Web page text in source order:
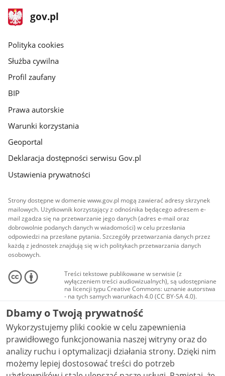
stopka
gov.pl
Strona
gov.pl
gov.pl
Polityka cookies
Służba cywilna
Profil zaufany
BIP
Prawa autorskie
Warunki korzystania
Geoportal
Deklaracja dostępności serwisu Gov.pl
Ustawienia prywatności
Strony dostępne w domenie www.gov.pl mogą zawierać adresy skrzynek
mailowych. Użytkownik korzystający z odnośnika będącego adresem e-
mail zgadza się na przetwarzanie jego danych (adres e-mail oraz
dobrowolnie podanych danych w wiadomości) w celu przesłania
odpowiedzi na przesłane pytania. Szczegóły przetwarzania danych przez
każdą z jednostek znajdują się w ich politykach przetwarzania danych
osobowych.
Treści tekstowe publikowane w serwisie (z
wyłączeniem treści audiowizualnych), są udostępniane
na licencji typu Creative Commons: uznanie autorstwa
- na tych samych warunkach 4.0 (CC BY-SA 4.0).
Materiały audiowizualne, w tym zdjęcia, materiały
audio i wideo, są udostępniane na licencji typu
Creative Commons: uznanie autorstwa użycie
niekomercyjne - bez utworów zależnych 4.0 (CC BY-
NC-ND 4.0), o ile nie jest to stwierdzone inaczej.
Dbamy o Twoją prywatność
Wykorzystujemy pliki cookie w celu zapewnienia
prawidłowego funkcjonowania naszej witryny oraz do
analizy ruchu i optymalizacji działania strony. Dzięki nim
możemy lepiej dostosować treści do potrzeb